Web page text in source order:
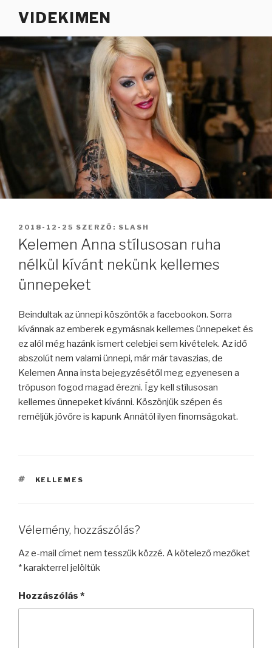
VIDEKIMEN
BEKÜLDVE:
2018-12-25 SZERZŐ: SLASH
Kelemen Anna stílusosan ruha
nélkül kívánt nekünk kellemes
ünnepeket
Beindultak az ünnepi köszöntők a facebookon. Sorra
kívánnak az emberek egymásnak kellemes ünnepeket és
ez alól még hazánk ismert celebjei sem kivételek. Az idő
abszolút nem valami ünnepi, már már tavaszias, de
Kelemen Anna insta bejegyzésétől meg egyenesen a
trópuson fogod magad érezni. Így kell stílusosan
kellemes ünnepeket kívánni. Köszönjük szépen és
reméljük jövőre is kapunk Annától ilyen finomságokat.
CÍMKÉK
KELLEMES
Vélemény, hozzászólás?
Az e-mail címet nem tesszük közzé. A kötelező mezőket
*karakterrel jelöltük
Hozzászólás *